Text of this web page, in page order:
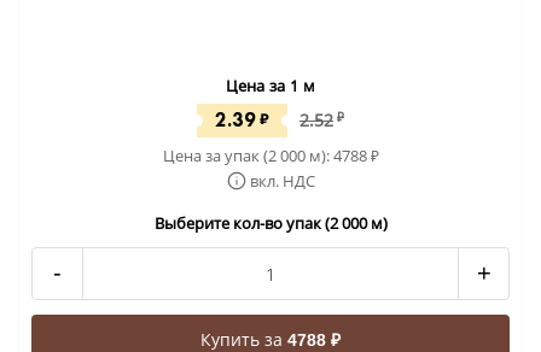
Цена за 1 м
2.39₽ 2.52 ₽
Цена за упак (2 000 м):4788₽
вкл. НДС
Выберите кол-во упак (2 000 м)
- +
Купить за 4788 ₽